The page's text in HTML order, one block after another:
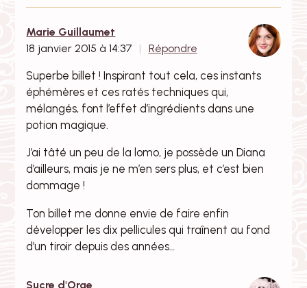
Marie Guillaumet
18 janvier 2015 à 14:37
Répondre
Superbe billet ! Inspirant tout cela, ces instants
éphémères et ces ratés techniques qui,
mélangés, font l’effet d’ingrédients dans une
potion magique.
J’ai tâté un peu de la lomo, je possède un Diana
d’ailleurs, mais je ne m’en sers plus, et c’est bien
dommage !
Ton billet me donne envie de faire enfin
développer les dix pellicules qui traînent au fond
d’un tiroir depuis des années…
Sucre d'Orge